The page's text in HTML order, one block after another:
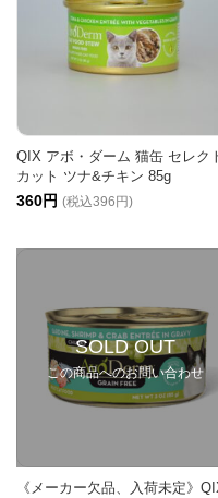
QIX アボ・ダーム 猫缶 セレク
カット ツナ&チキン 85g
360円 (税込396円)
SOLD OUT
この商品へのお問い合わせ
《メーカー欠品、入荷未定》